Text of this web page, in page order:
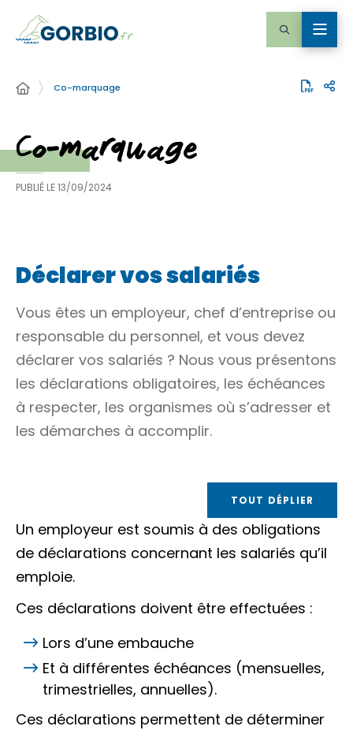
Co-marquage
Co-marquage
PUBLIÉ LE13/09/2024
Déclarer vos salariés
Vous êtes un employeur, chef d’entreprise ou
responsable du personnel, et vous devez
déclarer vos salariés ? Nous vous présentons
les déclarations obligatoires, les échéances
à respecter, les organismes où s’adresser et
les démarches à accomplir.
TOUT DÉPLIER
Un employeur est soumis à des obligations
de déclarations concernant les salariés qu’il
emploie.
Ces déclarations doivent être effectuées :
Lors d’une embauche
Et à différentes échéances (mensuelles,
trimestrielles, annuelles).
Ces déclarations permettent de déterminer